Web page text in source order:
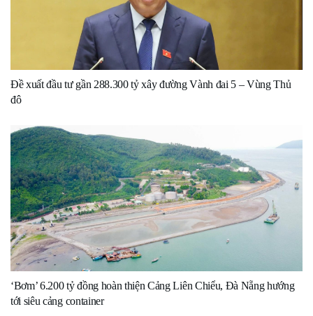
Đề xuất đầu tư gần 288.300 tỷ xây đường Vành đai 5 – Vùng Thủ
đô
‘Bơm’ 6.200 tỷ đồng hoàn thiện Cảng Liên Chiểu, Đà Nẵng hướng
tới siêu cảng container